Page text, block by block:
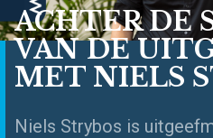
ACHTER DE
VAN DE
MET NIELS
Niels Strybos is